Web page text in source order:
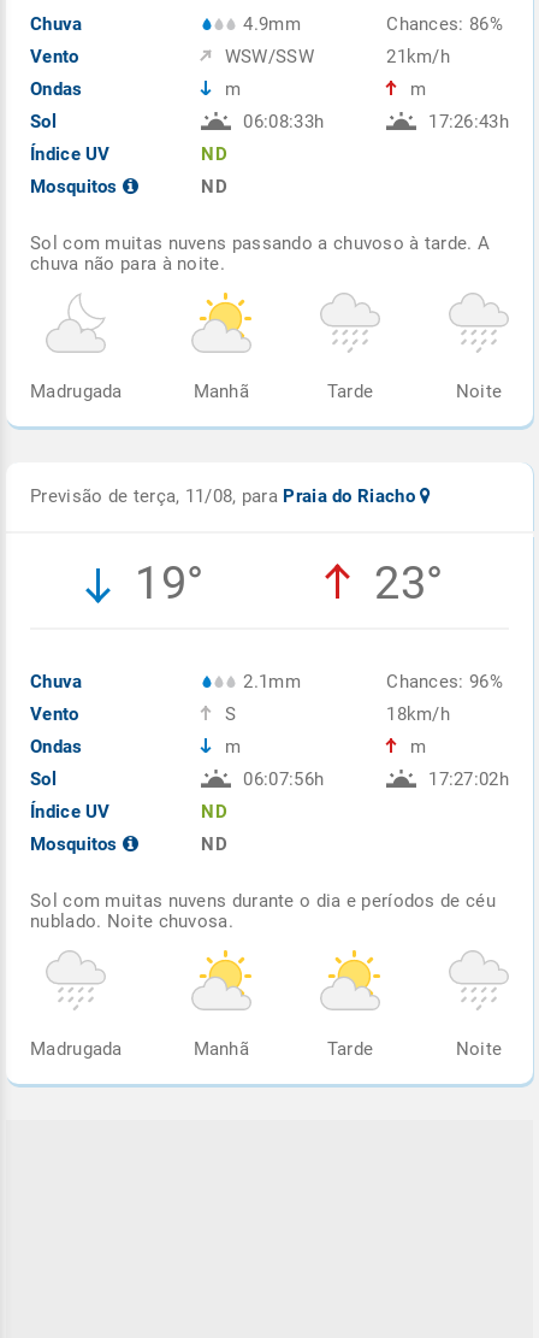
Chuva
Vento
Ondas
Sol
Índice UV
Mosquitos
4.9mm
WSW/SSW
m
06:08:33h
ND
ND
Chances: 86%
21km/h
m
17:26:43h
Sol com muitas nuvens passando a chuvoso à tarde. A
chuva não para à noite.
Madrugada Manhã Tarde Noite
Previsão de terça, 11/08, para Praia do Riacho
19° 23°
Chuva
Vento
Ondas
Sol
Índice UV
Mosquitos
2.1mm
S
m
06:07:56h
ND
ND
Chances: 96%
18km/h
m
17:27:02h
Sol com muitas nuvens durante o dia e períodos de céu
nublado. Noite chuvosa.
Madrugada Manhã Tarde Noite